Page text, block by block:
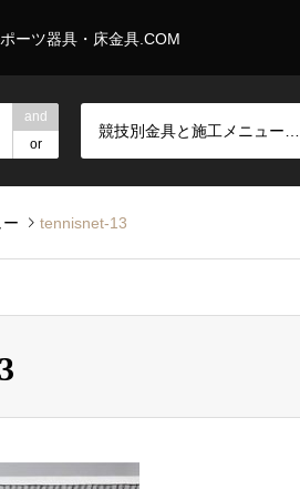
ーツ器具・床金具.COM
and
or
tennisnet-13